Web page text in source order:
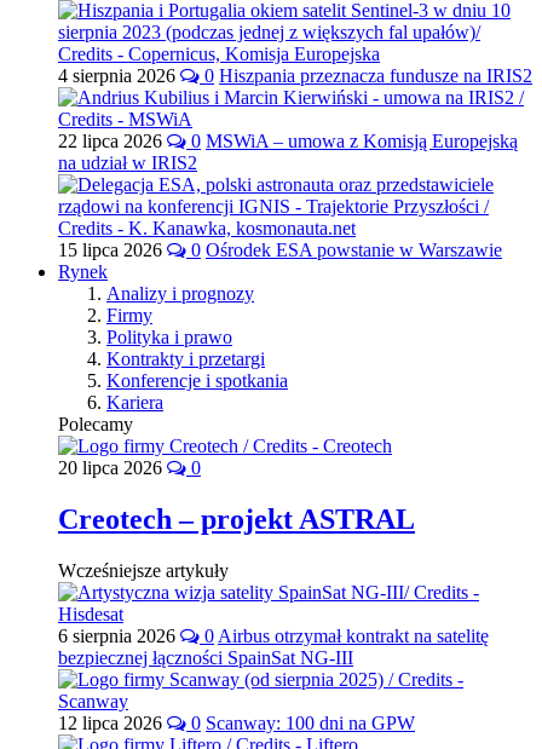
4 sierpnia 2026 0 Hiszpania przeznacza fundusze na IRIS2
22 lipca 2026 0 MSWiA – umowa z Komisją Europejską
na udział w IRIS2
15 lipca 2026 0 Ośrodek ESA powstanie w Warszawie
Rynek
Analizy i prognozy
Firmy
Polityka i prawo
Kontrakty i przetargi
Konferencje i spotkania
Kariera
Polecamy
20 lipca 2026 0
Creotech – projekt ASTRAL
Wcześniejsze artykuły
6 sierpnia 2026 0 Airbus otrzymał kontrakt na satelitę
bezpiecznej łączności SpainSat NG-III
12 lipca 2026 0 Scanway: 100 dni na GPW